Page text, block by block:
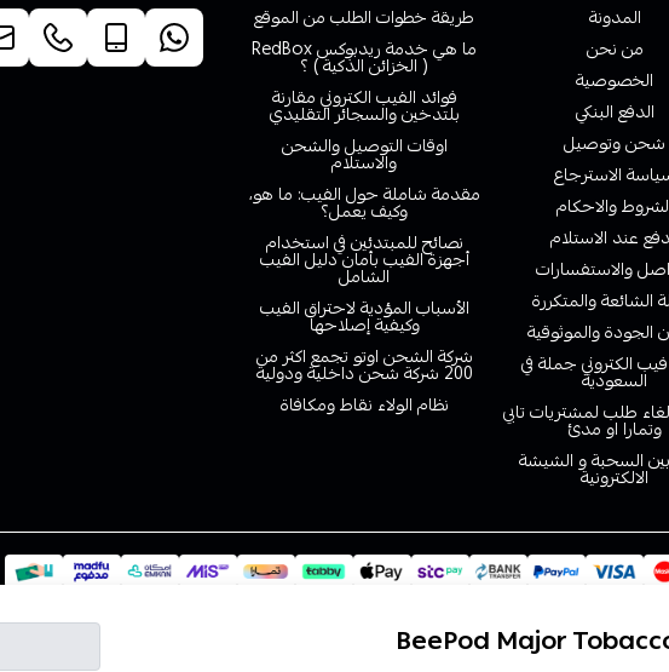
المدونة
من نحن
الخصوصية
الدفع البنكي
شحن وتوصيل
الاسترجاع
والاحكام
عند الاستلام
والاستفسارات
الشائعة والمتكررة
والموثوقية
الكتروني جملة في
السعودية
طلب لمشتريات تابي
وتمارا او مدئ
السحبة و الشيشة
الالكترونية
طريقة خطوات الطلب من الموقع
ما هي خدمة ريدبوكس RedBox
( الخزائن الذكية ) ؟
فوائد الفيب الكتروني مقارنة
بلتدخين والسجائر التقليدي
اوقات التوصيل والشحن
والاستلام
مقدمة شاملة حول الفيب: ما هو،
وكيف يعمل؟
نصائح للمبتدئين في استخدام
أجهزة الفيب بأمان دليل الفيب
الشامل
الأسباب المؤدية لاحتراق الفيب
وكيفية إصلاحها
شركة الشحن اوتو تجمع اكثر من
200 شركة شحن داخلية ودولية
نظام الولاء نقاط ومكافاة